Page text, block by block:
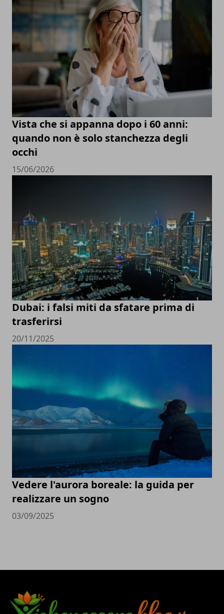
Vista che si appanna dopo i 60 anni:
quando non è solo stanchezza degli
occhi
15/06/2026
Dubai: i falsi miti da sfatare prima di
trasferirsi
20/11/2025
Vedere l'aurora boreale: la guida per
realizzare un sogno
03/09/2025